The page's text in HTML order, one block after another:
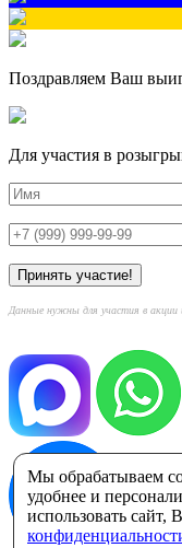
Мы обрабатываем
удобнее и
использовать сайт,
Поздравляем Ваш
Для участия в
Данные нужны для участия в акции